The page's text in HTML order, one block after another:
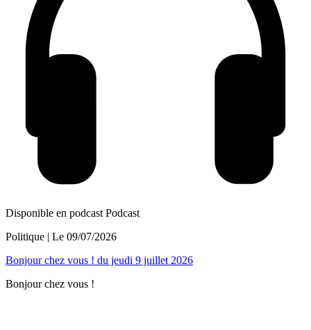
Disponible en podcast Podcast
Politique | Le 09/07/2026
Bonjour chez vous ! du jeudi 9 juillet 2026
Bonjour chez vous !